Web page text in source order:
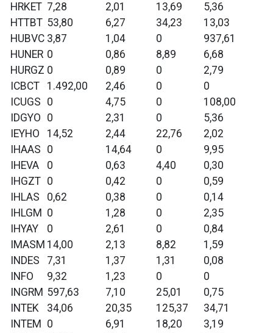
HRKET 7,28 2,01 13,69
5,36
HTTBT 53,80 6,27 34,23
13,03
HUBVC 3,87 1,04 0
937,61
HUNER 0 0,86 8,89
6,68
HURGZ 0 0,89 0
2,79
ICBCT
1.492,00 2,46 0
0
ICUGS 0 4,75 0
108,00
IDGYO 0 2,31 0
5,36
IEYHO
14,52 2,44 22,76
2,02
IHAAS 0 14,64 0
9,95
IHEVA
0 0,63 4,40
0,30
IHGZT 0 0,42 0
0,59
IHLAS
0,62 0,38 0
0,14
IHLGM 0 1,28 0
2,35
IHYAY
0 2,61 0
0,84
IMASM 14,00 2,13 8,82
1,59
INDES
7,31 1,37 1,31
0,08
INFO
9,32 1,23 0
0
INGRM 597,63 7,10 25,01
0,75
INTEK
34,06 20,35 125,37
34,71
INTEM
0 6,91 18,20
3,19